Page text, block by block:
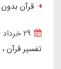
قرآن بدون
تفسیر قرآن